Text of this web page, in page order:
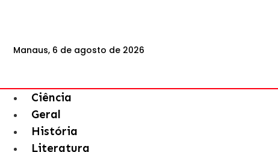
Manaus, 6 de agosto de 2026
Ciência
Geral
História
Literatura